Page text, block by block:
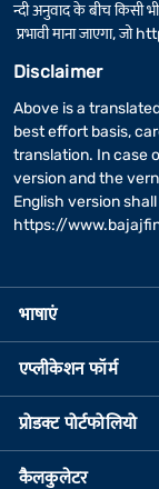
न्दी अनुवाद के बीच किसी
प्रभावी माना जाएगा, जो
Disclaimer
Above is a
best effort basis,
translation. In case
version and the
English version
https://
भाषाएं
एप्लीकेशन फॉर्म
प्रोडक्ट पोर्टफोलियो
कैलकुलेटर